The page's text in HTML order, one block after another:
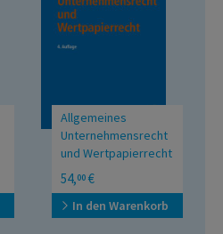
Allgemeines
Unternehmensrecht
und Wertpapierrecht
54,00 €
In den Warenkorb